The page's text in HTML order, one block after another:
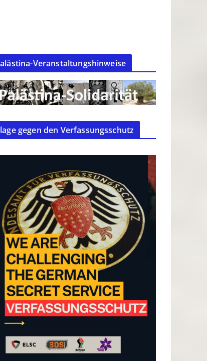
Veranstaltungshinweise
gegen den Verfassungsschutz